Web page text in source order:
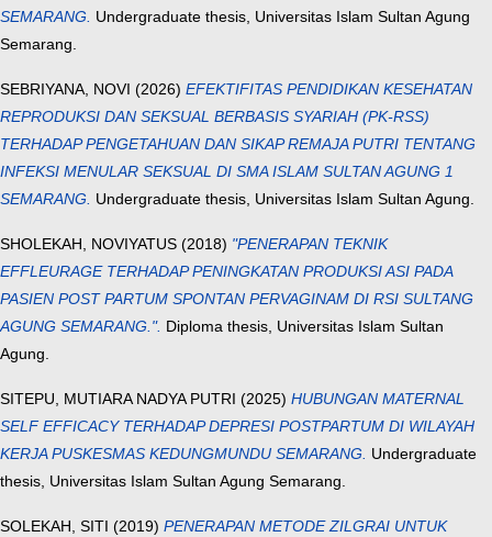
SEMARANG. Undergraduate thesis, Universitas Islam Sultan Agung
Semarang.
SEBRIYANA, NOVI (2026) EFEKTIFITAS PENDIDIKAN KESEHATAN
REPRODUKSI DAN SEKSUAL BERBASIS SYARIAH (PK-RSS)
TERHADAP PENGETAHUAN DAN SIKAP REMAJA PUTRI TENTANG
INFEKSI MENULAR SEKSUAL DI SMA ISLAM SULTAN AGUNG 1
SEMARANG. Undergraduate thesis, Universitas Islam Sultan Agung.
SHOLEKAH, NOVIYATUS (2018) "PENERAPAN TEKNIK
EFFLEURAGE TERHADAP PENINGKATAN PRODUKSI ASI PADA
PASIEN POST PARTUM SPONTAN PERVAGINAM DI RSI SULTANG
AGUNG SEMARANG.". Diploma thesis, Universitas Islam Sultan
Agung.
SITEPU, MUTIARA NADYA PUTRI (2025) HUBUNGAN MATERNAL
SELF EFFICACY TERHADAP DEPRESI POSTPARTUM DI WILAYAH
KERJA PUSKESMAS KEDUNGMUNDU SEMARANG. Undergraduate
thesis, Universitas Islam Sultan Agung Semarang.
SOLEKAH, SITI (2019) PENERAPAN METODE ZILGRAI UNTUK